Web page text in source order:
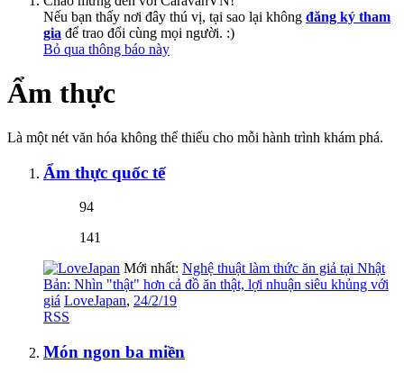
Nếu bạn thấy nơi đây thú vị, tại sao lại không đăng ký tham
gia để trao đổi cùng mọi người. :)
Bỏ qua thông báo này
Ẩm thực
Là một nét văn hóa không thể thiếu cho mỗi hành trình khám phá.
Ẩm thực quốc tế
94
141
Mới nhất: Nghệ thuật làm thức ăn giả tại Nhật
Bản: Nhìn "thật" hơn cả đồ ăn thật, lợi nhuận siêu khủng với
giá LoveJapan, 24/2/19
RSS
Món ngon ba miền